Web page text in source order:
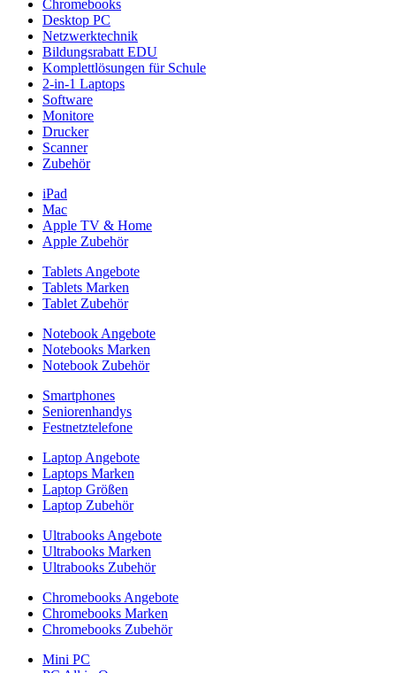
Chromebooks
Desktop PC
Netzwerktechnik
Bildungsrabatt EDU
Komplettlösungen für Schule
2-in-1 Laptops
Software
Monitore
Drucker
Scanner
Zubehör
iPad
Mac
Apple TV & Home
Apple Zubehör
Tablets Angebote
Tablets Marken
Tablet Zubehör
Notebook Angebote
Notebooks Marken
Notebook Zubehör
Smartphones
Seniorenhandys
Festnetztelefone
Laptop Angebote
Laptops Marken
Laptop Größen
Laptop Zubehör
Ultrabooks Angebote
Ultrabooks Marken
Ultrabooks Zubehör
Chromebooks Angebote
Chromebooks Marken
Chromebooks Zubehör
Mini PC